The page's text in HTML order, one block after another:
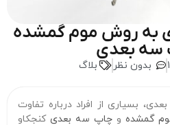
به روش موم گمشده
سه‌ بعدی
بدون نظر بلاگ
بسیاری از افراد درباره تفاوت
گمشده و چاپ سه‌ بعدی کنجکاو